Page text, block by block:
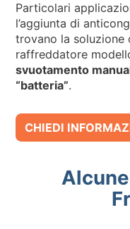
Particolari
l’aggiunta di
trovano la soluzione
raffreddatore
svuotamento
“batteria”.
CHIEDI